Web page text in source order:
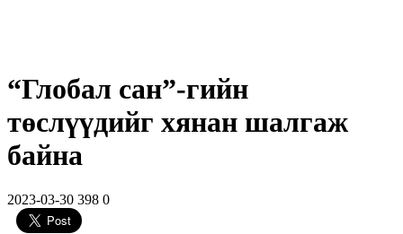
“Глобал сан”-гийн
төслүүдийг хянан шалгаж
байна
2023-03-30 398 0